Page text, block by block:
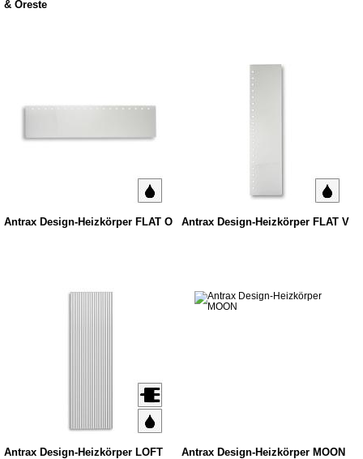
& Oreste
Antrax Design-Heizkörper FLAT O Antrax Design-Heizkörper FLAT V
Antrax Design-Heizkörper LOFT Antrax Design-Heizkörper MOON